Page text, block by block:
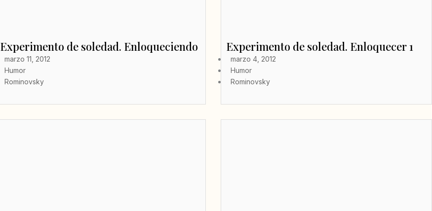
Experimento de soledad. Enloqueciendo
marzo 11, 2012
Humor
Rominovsky
Experimento de soledad. Enloquecer 1
marzo 4, 2012
Humor
Rominovsky